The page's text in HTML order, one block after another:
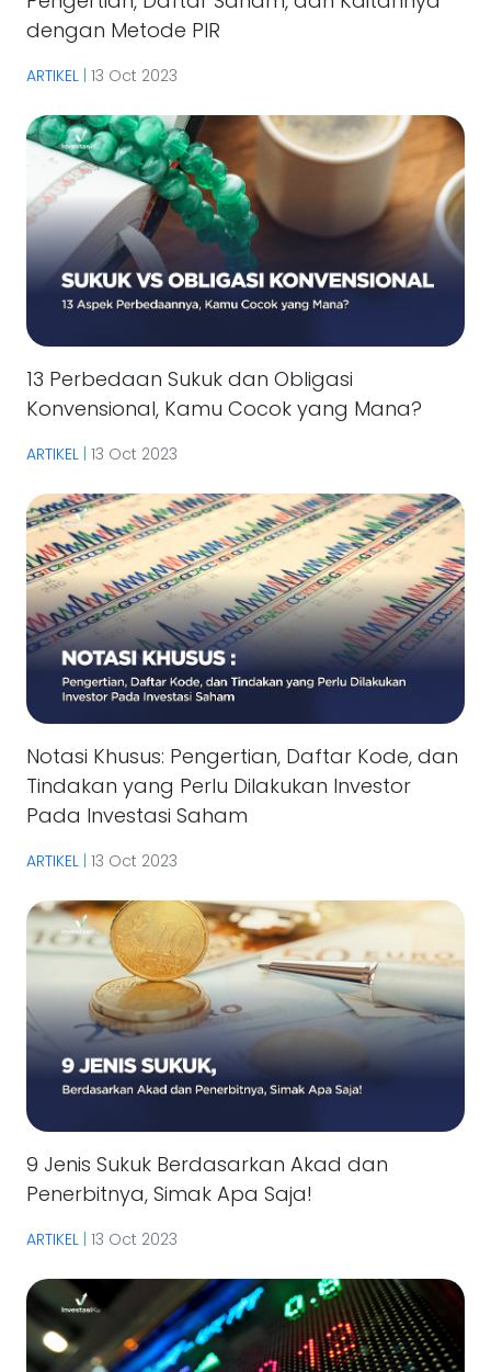
dengan Metode PIR
ARTIKEL 13 Oct 2023
13 Perbedaan Sukuk dan Obligasi
Konvensional, Kamu Cocok yang Mana?
ARTIKEL | 13 Oct 2023
Notasi Khusus: Pengertian, Daftar Kode, dan
Tindakan yang Perlu Dilakukan Investor
Pada Investasi Saham
ARTIKEL 13 Oct 2023
9 Jenis Sukuk Berdasarkan Akad dan
Penerbitnya, Simak Apa Saja!
ARTIKEL | 13 Oct 2023